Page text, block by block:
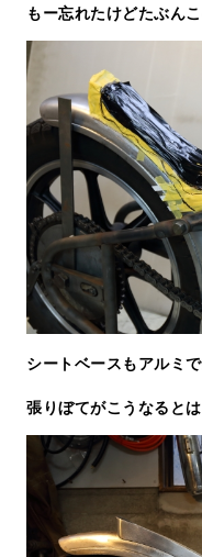
もー忘れたけどたぶん
シートベースもアルミで
張りぼてがこうなると